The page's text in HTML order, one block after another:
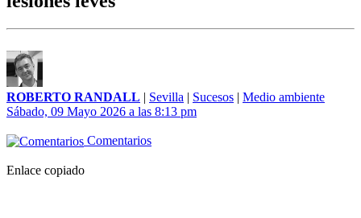
ROBERTO RANDALL | Sevilla | Sucesos | Medio ambiente
Sábado, 09 Mayo 2026 a las 8:13 pm
Comentarios
Enlace copiado